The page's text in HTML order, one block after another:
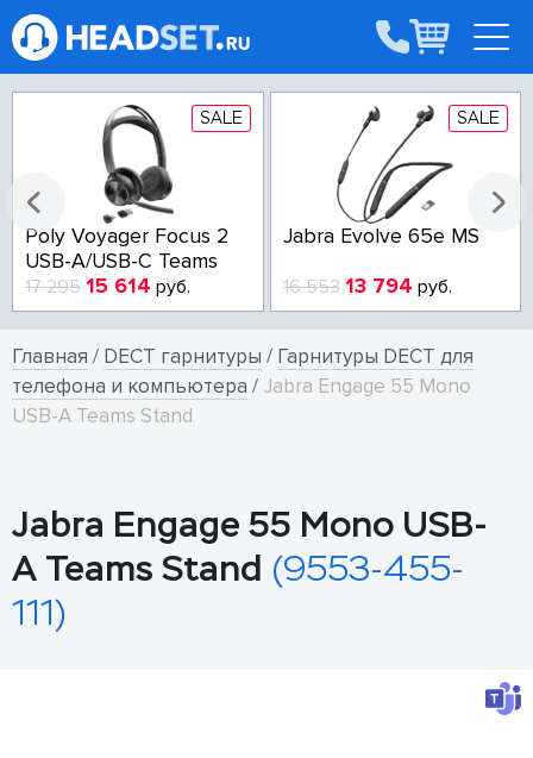
SALE
Poly Voyager Focus 2
USB-A/USB-C Teams
17 295 15 614 руб.
SALE
Jabra Evolve 65e MS
16 553 13 794 руб.
Главная / DECT гарнитуры / Гарнитуры DECT для
телефона и компьютера / Jabra Engage 55 Mono
USB-A Teams Stand
Jabra Engage 55 Mono USB-
A Teams Stand (9553-455-
111)